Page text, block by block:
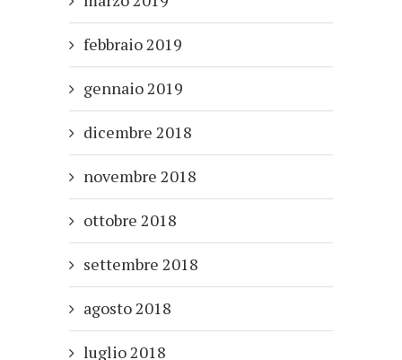
febbraio 2019
gennaio 2019
dicembre 2018
novembre 2018
ottobre 2018
settembre 2018
agosto 2018
luglio 2018